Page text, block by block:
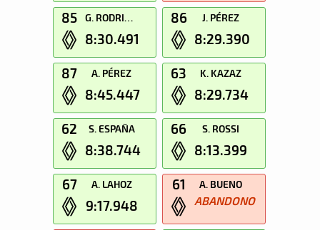
85 G. RODRIGUEZ
8:30.491
86 J. PÉREZ
8:29.390
87 A. PÉREZ
8:45.447
63 K. KAZAZ
8:29.734
62 S. ESPAÑA
8:38.744
66 S. ROSSI
8:13.399
67 A. LAHOZ
9:17.948
61 A. BUENO
ABANDONO